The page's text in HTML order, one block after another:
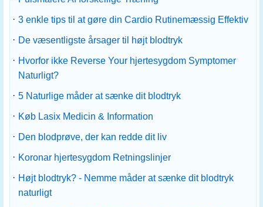
· 3 enkle tips til at gøre din Cardio Rutinemæssig Effektiv
· De væsentligste årsager til højt blodtryk
· Hvorfor ikke Reverse Your hjertesygdom Symptomer
Naturligt?
· 5 Naturlige måder at sænke dit blodtryk
· Køb Lasix Medicin & Information
· Den blodprøve, der kan redde dit liv
· Koronar hjertesygdom Retningslinjer
· Højt blodtryk? - Nemme måder at sænke dit blodtryk
naturligt